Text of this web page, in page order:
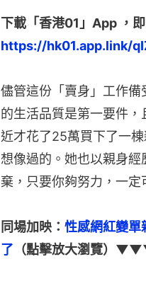
下載「香港01」App ，即
https://hk01.app.link/
儘管這份「賣身」工作
的生活品質是第一要件
近才花了25萬買下了一
想像過的。她也以親身
棄，只要你夠努力，一定
同場加映： 性感網紅變單
了 （點擊放大瀏覽）